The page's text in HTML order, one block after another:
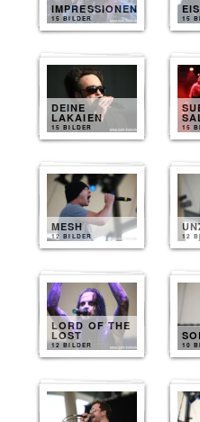
IMPRESSIONEN
15 BILDER 15
DEINE
LAKAIEN
15 BILDER 15
MESH
12 BILDER 12
LORD OF THE
LOST
12 BILDER 10